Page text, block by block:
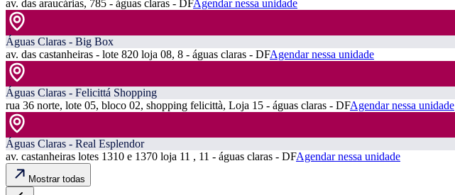
av. das araucárias, 785 - águas claras - DFAgendar nessa unidade
Águas Claras - Big Box
av. das castanheiras - lote 820 loja 08, 8 - águas claras - DFAgendar nessa unidade
Águas Claras - Felicittá Shopping
rua 36 norte, lote 05, bloco 02, shopping felicittà, Loja 15 - águas claras - DFAgendar nessa unidade
Águas Claras - Real Esplendor
av. castanheiras lotes 1310 e 1370 loja 11 , 11 - águas claras - DFAgendar nessa unidade
Mostrar todas